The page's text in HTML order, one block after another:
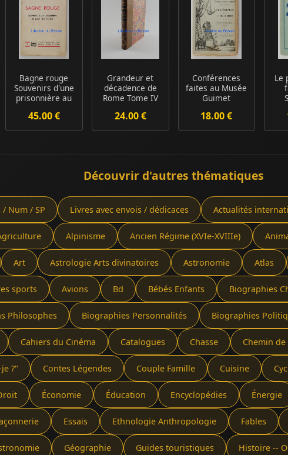
Bagne rouge
Souvenirs d'une
prisonnière au
45.00 €
Grandeur et
décadence de
Rome Tome IV
Cléopâ...
24.00 €
Conférences
faites au Musée
Guimet
18.00 €
Le
Découvrir d'autres thématiques
Num / SP Livres avec envois / dédicaces Actualités
Alpinisme Ancien Régime (XVIe-XVIIIe)
Art Astrologie Arts divinatoires Astronomie Atlas
sports Avions Bd Bébés Enfants Biographies
Philosophes Biographies Personnalités Biographies
Cahiers du Cinéma Catalogues Chasse Chemin
?" Contes Légendes Couple Famille Cuisine
Économie Éducation Encyclopédies Énergie
Essais Ethnologie Anthropologie Fables
Géographie Guides touristiques Histoire --